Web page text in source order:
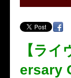
【ラ
ersary